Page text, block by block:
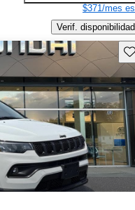
$371/mes
Verif. disponibilidad